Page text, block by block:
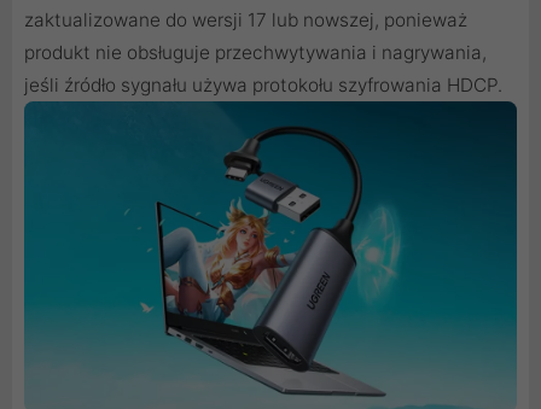
zaktualizowane do wersji 17 lub nowszej, ponieważ
produkt nie obsługuje przechwytywania i nagrywania,
jeśli źródło sygnału używa protokołu szyfrowania HDCP.